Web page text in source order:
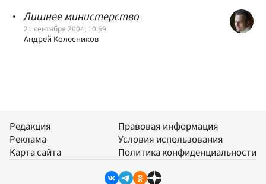
Лишнее министерство
21 сентября 2004, 10:59
Андрей Колесников
Редакция
Реклама
Карта сайта
Правовая информация
Условия использования
Политика конфиденциальности